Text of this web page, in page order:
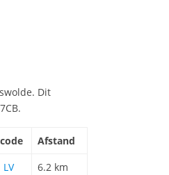
Dit
Afstand
LV 6.2 km